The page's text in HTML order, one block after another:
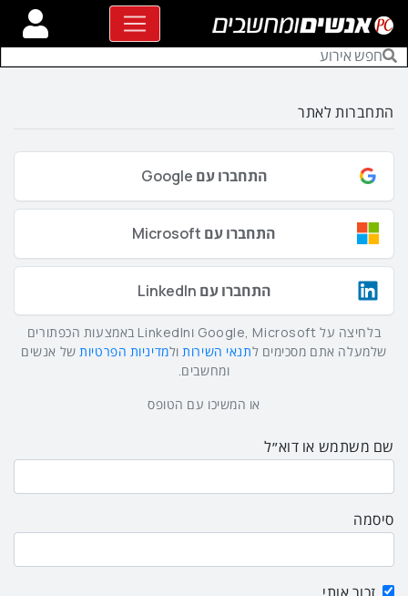
התחברות לאתר
התחברו עם Google
התחברו עם Microsoft
התחברו עם LinkedIn
בלחיצה על Google, Microsoft וLinkedIn באמצעות הכפתורים
שלמעלה אתם מסכימים לתנאי השירותולמדיניות הפרטיותשל אנשים
ומחשבים.
או המשיכו עם הטופס
שם משתמש או דוא״ל
סיסמה
זכור אותי